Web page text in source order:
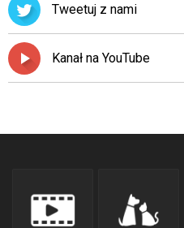
Tweetuj z nami
Kanał na YouTube